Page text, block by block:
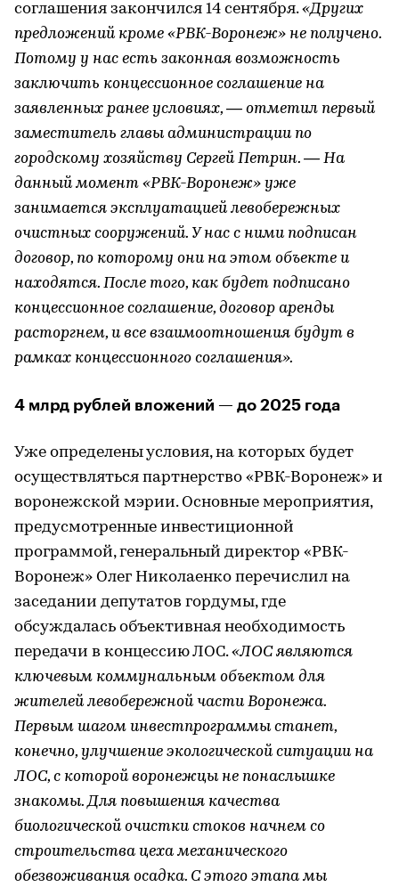
соглашения закончился 14 сентября.«Других
предложений кроме «РВК-Воронеж» не получено.
Потому у нас есть законная возможность
заключить концессионное соглашение на
заявленных ранее условиях, — отметил первый
заместитель главы администрации по
городскому хозяйству Сергей Петрин. — На
данный момент «РВК-Воронеж» уже
занимается эксплуатацией левобережных
очистных сооружений. У нас с ними подписан
договор, по которому они на этом объекте и
находятся. После того, как будет подписано
концессионное соглашение, договор аренды
расторгнем, и все взаимоотношения будут в
рамках концессионного соглашения».
4 млрд рублей вложений — до 2025 года
Уже определены условия, на которых будет
осуществляться партнерство «РВК-Воронеж» и
воронежской мэрии. Основные мероприятия,
предусмотренные инвестиционной
программой, генеральный директор «РВК-
Воронеж» Олег Николаенко перечислил на
заседании депутатов гордумы, где
обсуждалась объективная необходимость
передачи в концессию ЛОС.«ЛОС являются
ключевым коммунальным объектом для
жителей левобережной части Воронежа.
Первым шагом инвестпрограммы станет,
конечно, улучшение экологической ситуации на
ЛОС, с которой воронежцы не понаслышке
знакомы. Для повышения качества
биологической очистки стоков начнем со
строительства цеха механического
обезвоживания осадка. С этого этапа мы